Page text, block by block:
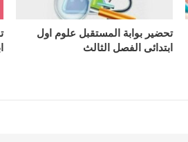
تحضير بوابة المستقبل علوم اول
ابتدائى الفصل الثالث